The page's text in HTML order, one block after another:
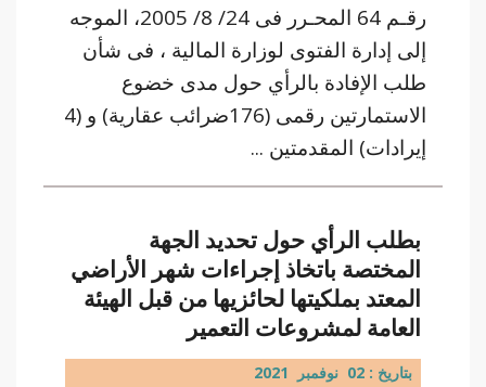
رقـم 64 المحـرر فى 24/ 8/ 2005، الموجه
إلى إدارة الفتوى لوزارة المالية ، فى شأن
طلب الإفادة بالرأي حول مدى خضوع
الاستمارتين رقمى (176ضرائب عقارية) و (4
إيرادات) المقدمتين ...
بطلب الرأي حول تحديد الجهة
المختصة باتخاذ إجراءات شهر الأراضي
المعتد بملكيتها لحائزيها من قبل الهيئة
العامة لمشروعات التعمير
بتاريخ : 02 نوفمبر 2021